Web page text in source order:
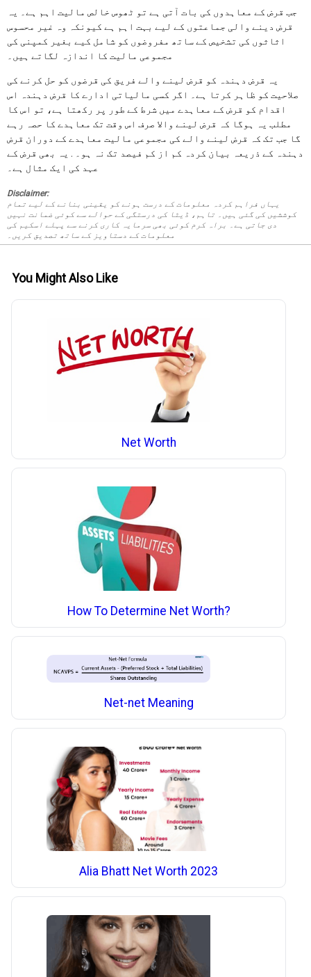
جب قرض کے معاہدوں کی بات آتی ہے تو ٹھوس خالص مالیت اہم ہے۔ یہ
قرض دینے والی جماعتوں کے لیے بہت اہم ہے کیونکہ وہ غیر محسوس
اثاثوں کی تشخیص کے ساتھ مفروضوں کو شامل کیے بغیر کمپنی کی
مجموعی مالیت کا اندازہ لگاتے ہیں۔
یہ قرض دہندہ کو قرض لینے والے فریق کی قرضوں کو حل کرنے کی
صلاحیت کو ظاہر کرتا ہے۔ اگر کسی مالیاتی ادارے کا قرض دہندہ اس
اقدام کو قرض کے معاہدے میں شرط کے طور پر رکھتا ہے، تو اس کا
مطلب یہ ہوگا کہ قرض لینے والا صرف اس وقت تک معاہدے کا حصہ رہے
گا جب تک کہ قرض لینے والے کی مجموعی مالیت معاہدے کے دوران قرض
دہندہ کے ذریعہ بیان کردہ کم از کم فیصد تک نہ ہو۔ . یہ بھی قرض کے
عہد کی ایک مثال ہے۔
Disclaimer:
یہاں فراہم کردہ معلومات کے درست ہونے کو یقینی بنانے کے لیے تمام
کوششیں کی گئی ہیں۔ تاہم، ڈیٹا کی درستگی کے حوالے سے کوئی ضمانت نہیں
دی جاتی ہے۔ براہ کرم کوئی بھی سرمایہ کاری کرنے سے پہلے اسکیم کی
معلومات کے دستاویز کے ساتھ تصدیق کریں۔
You Might Also Like
Net Worth
How To Determine Net Worth?
Net-net Meaning
Alia Bhatt Net Worth 2023